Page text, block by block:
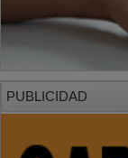
PUBLICIDAD